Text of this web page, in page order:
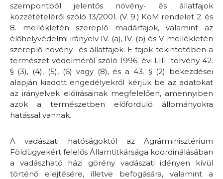
szempontból jelentős növény- és állatfajok
közzétételéről szóló 13/2001. (V. 9.) KöM rendelet 2. és
8. mellékletén szereplő madárfajok, valamint az
élőhelyvédelmi irányelv IV. (a), IV. (b) és V. mellékletén
szereplő növény- és állatfajok. E fajok tekintetében a
természet védelméről szóló 1996. évi LIII. törvény 42.
§ (3), (4), (5), (6) vagy (8), és a 43. § (2) bekezdései
alapján kiadott engedélyekről kérjük be az adatokat
az irányelvek előírásainak megfelelően, amennyiben
azok a természetben előforduló állományokra
hatással vannak.
A vadászati hatóságoktól az Agrárminisztérium
Földügyekért felelős Államtitkársága koordinálásában
a vadászható házi görény vadászati idényen kívül
történő elejtésére, illetve befogására, valamint a